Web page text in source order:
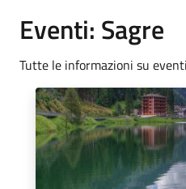
Eventi: Sagre
Tutte le informazioni su eventi